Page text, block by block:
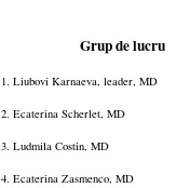
Grup de lucru
1. Liubovi Karnaeva, leader, MD
2. Ecaterina Scherlet, MD
3. Ludmila Costin, MD
4. Ecaterina Zasmenco, MD